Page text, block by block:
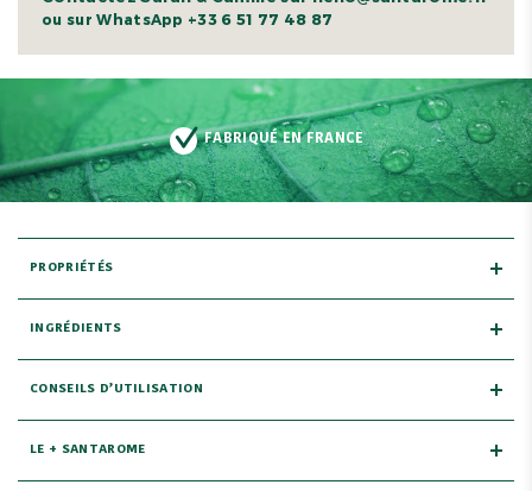
ou sur WhatsApp +33 6 51 77 48 87
FABRIQUÉ EN FRANCE
PROPRIÉTÉS
INGRÉDIENTS
CONSEILS D’UTILISATION
LE + SANTAROME